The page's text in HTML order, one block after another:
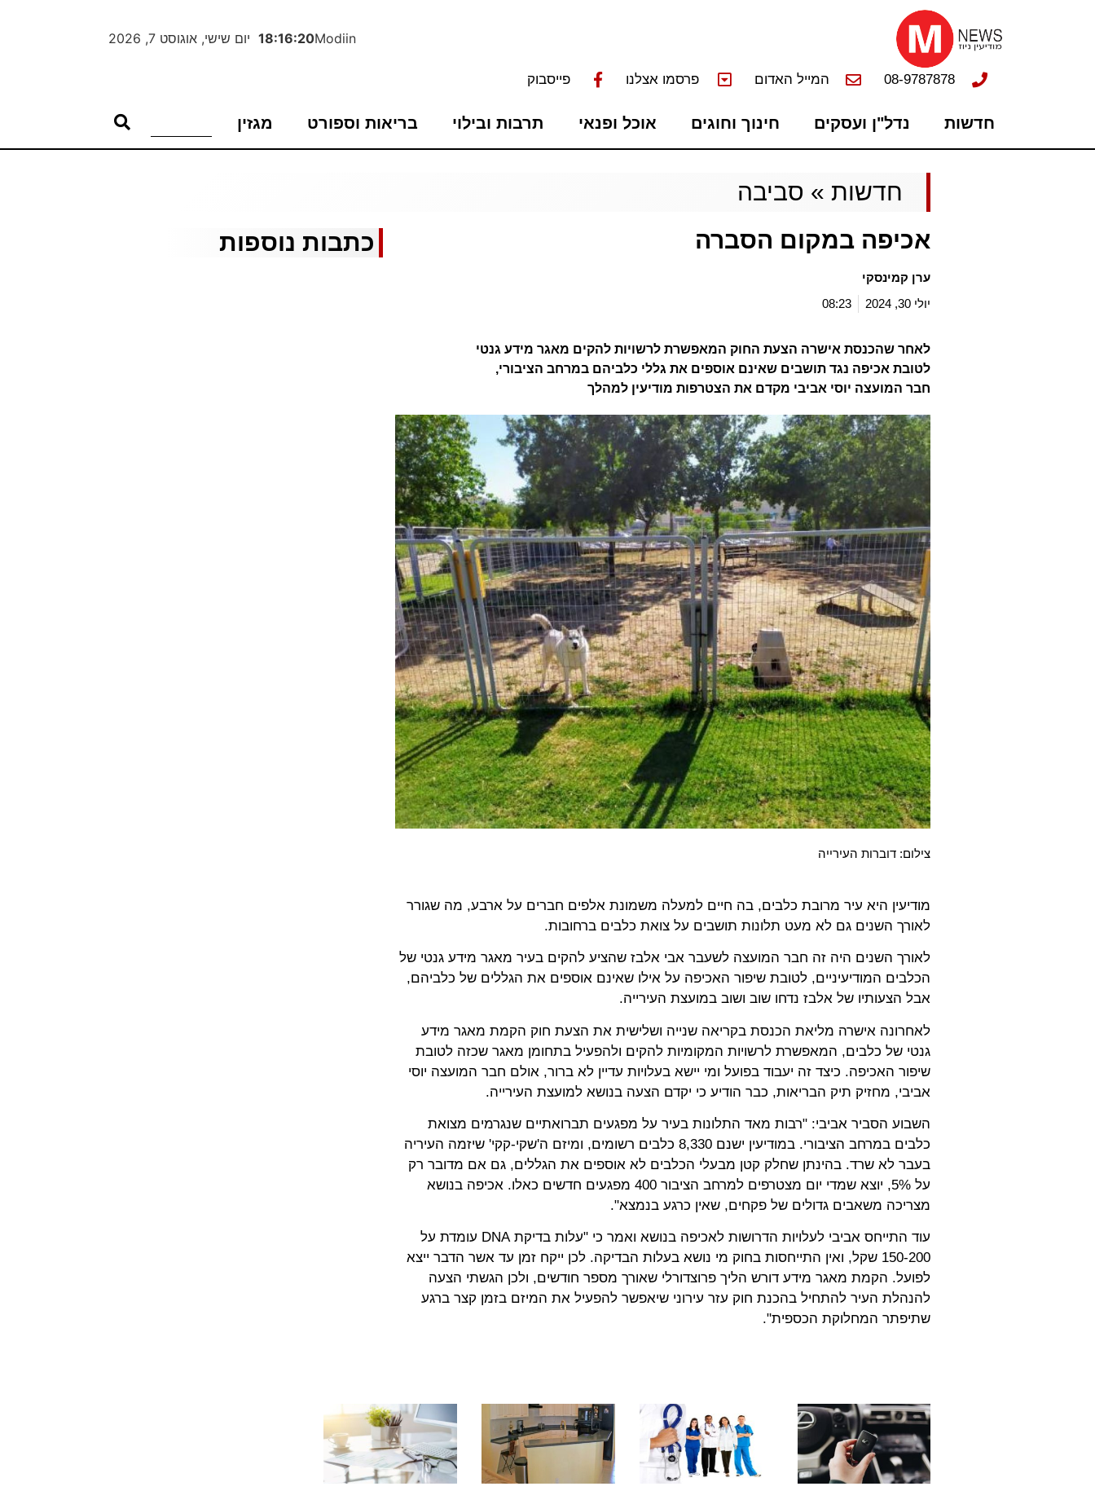
Modiin
18:16:21 יום שישי, אוגוסט 7, 2026
08-9787878 המייל האדום פרסמו אצלנו פייסבוק
חדשות נדל"ן ועסקים חינוך וחוגים אוכל ופנאי תרבות ובילוי בריאות וספורט מגזין
חדשות » סביבה
אכיפה במקום הסברה
ערן קמינסקי
יולי 30, 2024
08:23
לאחר שהכנסת אישרה הצעת החוק המאפשרת לרשויות להקים מאגר מידע גנטי
לטובת אכיפה נגד תושבים שאינם אוספים את גללי כלביהם במרחב הציבורי,
חבר המועצה יוסי אביבי מקדם את הצטרפות מודיעין למהלך
צילום: דוברות העירייה
מודיעין היא עיר מרובת כלבים, בה חיים למעלה משמונת אלפים חברים על ארבע, מה שגורר
לאורך השנים גם לא מעט תלונות תושבים על צואת כלבים ברחובות.
לאורך השנים היה זה חבר המועצה לשעבר אבי אלבז שהציע להקים בעיר מאגר מידע גנטי של
הכלבים המודיעיניים, לטובת שיפור האכיפה על אילו שאינם אוספים את הגללים של כלביהם,
אבל הצעותיו של אלבז נדחו שוב ושוב במועצת העירייה.
לאחרונה אישרה מליאת הכנסת בקריאה שנייה ושלישית את הצעת חוק הקמת מאגר מידע
גנטי של כלבים, המאפשרת לרשויות המקומיות להקים ולהפעיל בתחומן מאגר שכזה לטובת
שיפור האכיפה. כיצד זה יעבוד בפועל ומי יישא בעלויות עדיין לא ברור, אולם חבר המועצה יוסי
אביבי, מחזיק תיק הבריאות, כבר הודיע כי יקדם הצעה בנושא למועצת העירייה.
השבוע הסביר אביבי: "רבות מאד התלונות בעיר על מפגעים תברואתיים שנגרמים מצואת
כלבים במרחב הציבורי. במודיעין ישנם 8,330 כלבים רשומים, ומיזם ה'שקי-קקי' שיזמה העיריה
בעבר לא שרד. בהינתן שחלק קטן מבעלי הכלבים לא אוספים את הגללים, גם אם מדובר רק
על 5%, יוצא שמדי יום מצטרפים למרחב הציבור 400 מפגעים חדשים כאלו. אכיפה בנושא
מצריכה משאבים גדולים של פקחים, שאין כרגע בנמצא".
עוד התייחס אביבי לעלויות הדרושות לאכיפה בנושא ואמר כי "עלות בדיקת DNA עומדת על
150-200 שקל, ואין התייחסות בחוק מי נושא בעלות הבדיקה. לכן ייקח זמן עד אשר הדבר ייצא
לפועל. הקמת מאגר מידע דורש הליך פרוצדורלי שאורך מספר חודשים, ולכן הגשתי הצעה
להנהלת העיר להתחיל בהכנת חוק עזר עירוני שיאפשר להפעיל את המיזם בזמן קצר ברגע
שתיפתר המחלוקת הכספית".
כתבות נוספות